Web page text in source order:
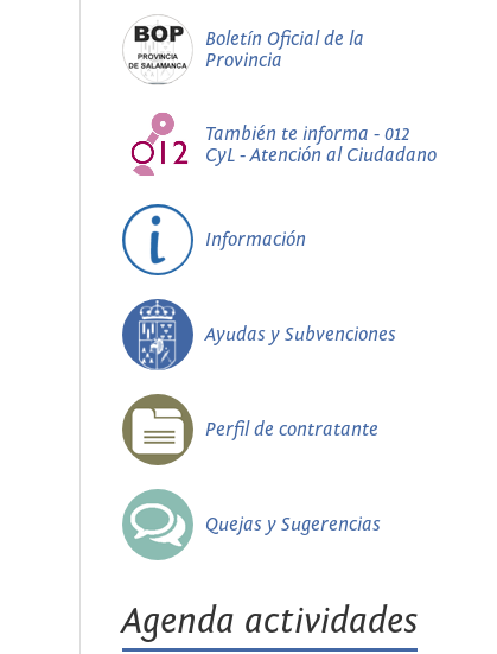
Boletín Oficial de la
Provincia
También te informa - 012
CyL - Atención al Ciudadano
Información
Ayudas y Subvenciones
Perfil de contratante
Quejas y Sugerencias
Agenda actividades